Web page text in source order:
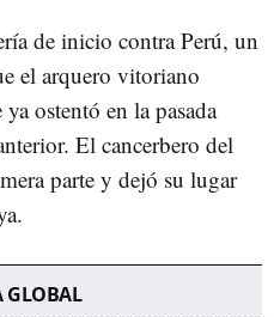
de inicio contra Perú, un
el arquero vitoriano
ostentó en la pasada
El cancerbero del
parte y dejó su lugar
GLOBAL